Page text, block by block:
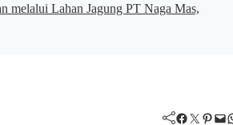
melalui Lahan Jagung PT Naga Mas,
Facebook Twitter Pinterest Mail WhatsApp